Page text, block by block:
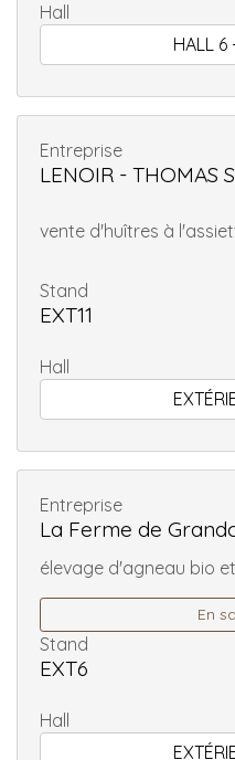
Hall
HALL 6
Entreprise
LENOIR - THOMAS
vente d'huîtres à
Stand
EXT11
Hall
Entreprise
La Ferme de
élevage d'agneau bio
En
Stand
EXT6
Hall